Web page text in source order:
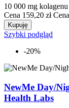
10 000 mg
Cena 159,20 zł
Kupuję
Szybki podgląd
-20%
NewMe Day/
Health Labs